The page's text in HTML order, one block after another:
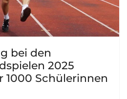
bei den
2025
1000 Schülerinnen